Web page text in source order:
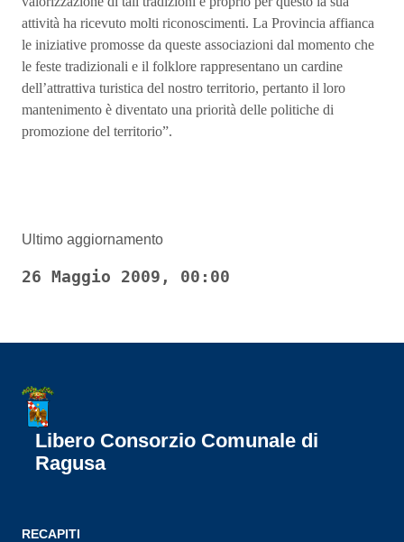
attività ha ricevuto molti riconoscimenti. La Provincia affianca
le iniziative promosse da queste associazioni dal momento che
le feste tradizionali e il folklore rappresentano un cardine
dell’attrattiva turistica del nostro territorio, pertanto il loro
mantenimento è diventato una priorità delle politiche di
promozione del territorio”.
Ultimo aggiornamento
26 Maggio 2009, 00:00
Libero Consorzio Comunale di
Ragusa
RECAPITI